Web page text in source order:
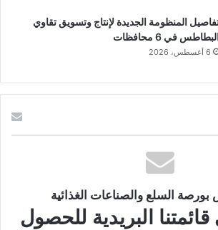
المنظومة الجديدة لإنتاج وتسويق تقاوي
في 6 محافظات
6 أغسطس، 2026
السلع والصناعات الغذائية
البريدية للحصول